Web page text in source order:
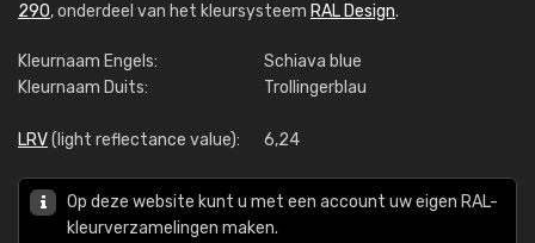
290, onderdeel van het kleursysteem RAL Design.
Kleurnaam Engels:
Schiava blue
Kleurnaam Duits:
Trollingerblau
LRV(light reflectance value): 6,24
Op deze website kunt u met een account uw eigen RAL-
kleurverzamelingen maken.